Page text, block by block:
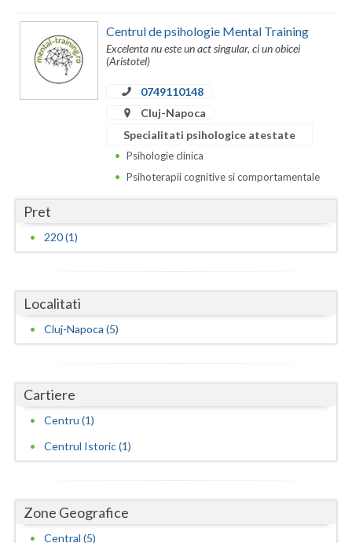
Sibiu
Suceava
Teleorman
Vaslui
Vrancea
Centrul de psihologie Mental Training
Excelenta nu este un act singular, ci un obicei
(Aristotel)
0749110148
Cluj-Napoca
Specialitati psihologice atestate
Psihologie clinica
Psihoterapii cognitive si comportamentale
Pret
220 (1)
Localitati
Cluj-Napoca (5)
Cartiere
Centru (1)
Centrul Istoric (1)
Zone Geografice
Central (5)